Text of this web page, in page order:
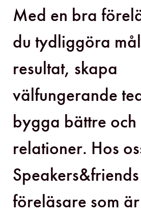
Med en bra
du tydliggöra
resultat, skapa
välfungerande
bygga bättre och
relationer. Hos
föreläsare som